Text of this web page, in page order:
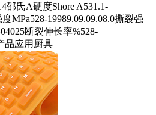
邵氏A硬度Shore A531.1-
MPa528-19989.09.09.08.0撕裂强
断裂伸长率%528-
品应用厨具